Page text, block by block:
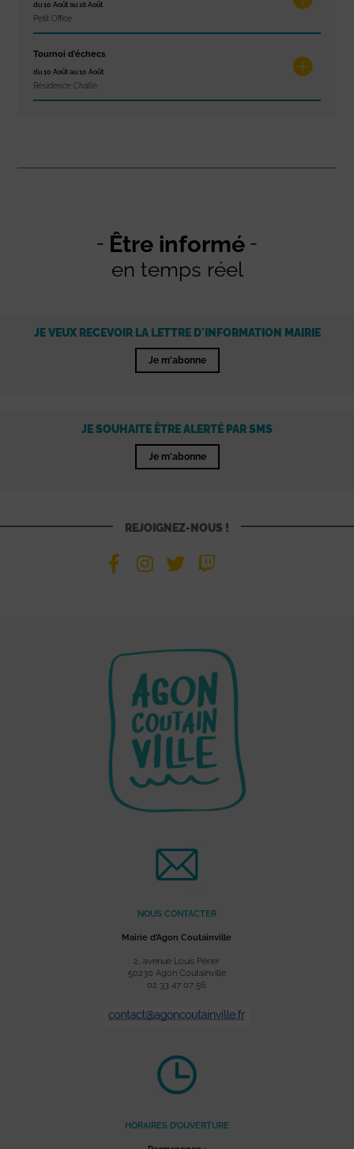
du 10 Août au 16 Août
Petit Office
Tournoi d’échecs
du 10 Août au 10 Août
Résidence Challe
Être informé
en temps réel
JE VEUX RECEVOIR LA LETTRE D'INFORMATION MAIRIE
Je m'abonne
JE SOUHAITE ÊTRE ALERTÉ PAR SMS
Je m'abonne
REJOIGNEZ-NOUS !
NOUS CONTACTER
Mairie d’Agon Coutainville
2, avenue Louis Périer
50230 Agon Coutainville
02 33 47 07 56
HORAIRES D’OUVERTURE